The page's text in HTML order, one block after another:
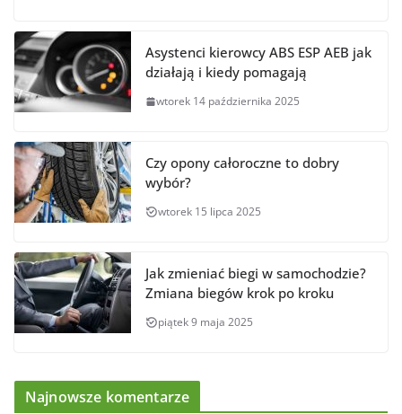
Asystenci kierowcy ABS ESP AEB jak
działają i kiedy pomagają
wtorek 14 października 2025
Czy opony całoroczne to dobry
wybór?
wtorek 15 lipca 2025
Jak zmieniać biegi w samochodzie?
Zmiana biegów krok po kroku
piątek 9 maja 2025
Najnowsze komentarze